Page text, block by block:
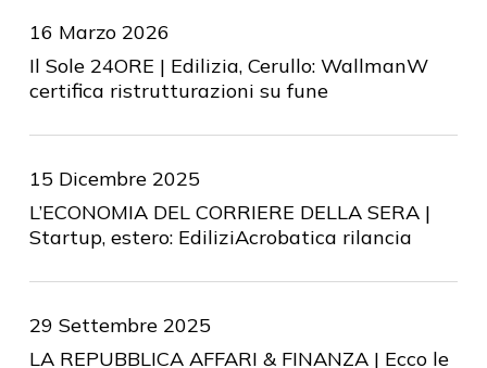
16 Marzo 2026
Il Sole 24ORE | Edilizia, Cerullo: WallmanW
certifica ristrutturazioni su fune
15 Dicembre 2025
L’ECONOMIA DEL CORRIERE DELLA SERA |
Startup, estero: EdiliziAcrobatica rilancia
29 Settembre 2025
LA REPUBBLICA AFFARI & FINANZA | Ecco le